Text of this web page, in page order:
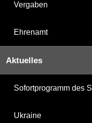
Vergaben
Ehrenamt
Aktuelles
Sofortprogramm des
Ukraine